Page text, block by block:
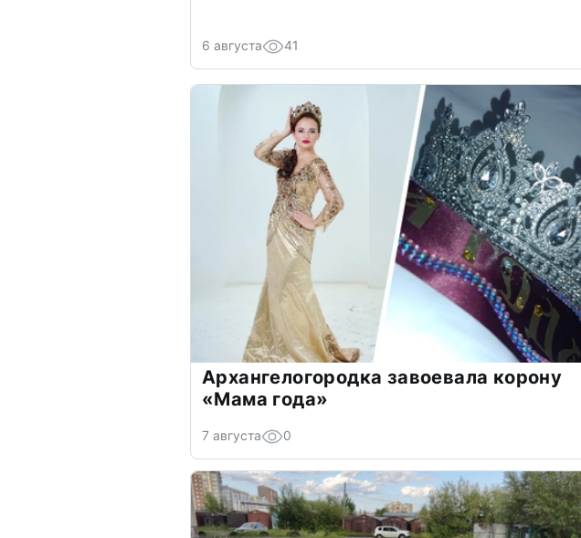
6 августа 41
Архангелогородка завоевала корону
«Мама года»
7 августа 0